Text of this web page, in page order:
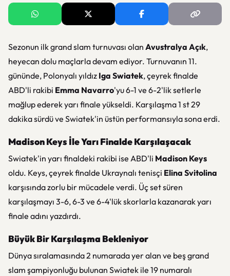
Sezonun ilk grand slam turnuvası olan Avustralya Açık,
heyecan dolu maçlarla devam ediyor. Turnuvanın 11.
gününde, Polonyalı yıldız Iga Swiatek, çeyrek finalde
ABD'li rakibi Emma Navarro'yu 6-1 ve 6-2'lik setlerle
mağlup ederek yarı finale yükseldi. Karşılaşma 1 st 29
dakika sürdü ve Swiatek'in üstün performansıyla sona erdi.
Madison Keys İle Yarı Finalde Karşılaşacak
Swiatek'in yarı finaldeki rakibi ise ABD'li Madison Keys
oldu. Keys, çeyrek finalde Ukraynalı tenisçi Elina Svitolina
karşısında zorlu bir mücadele verdi. Üç set süren
karşılaşmayı 3-6, 6-3 ve 6-4'lük skorlarla kazanarak yarı
finale adını yazdırdı.
Büyük Bir Karşılaşma Bekleniyor
Dünya sıralamasında 2 numarada yer alan ve beş grand
slam şampiyonluğu bulunan Swiatek ile 19 numaralı